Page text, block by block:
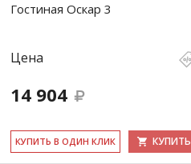
Гостиная Оскар 3
Цена
14 904
КУ­ПИТЬ В ОДИН КЛИК КУПИТЬ